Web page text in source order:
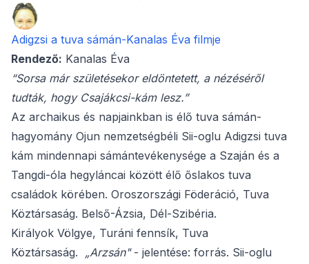
Adigzsi a tuva sámán-Kanalas Éva filmje
Rendező: Kanalas Éva
“Sorsa már születésekor eldöntetett, a nézéséről
tudták, hogy Csajákcsi-kám lesz.”
Az archaikus és napjainkban is élő tuva sámán-
hagyomány Ojun nemzetségbéli Sii-oglu Adigzsi tuva
kám mindennapi sámántevékenysége a Szaján és a
Tangdi-óla hegyláncai között élő őslakos tuva
családok körében. Oroszországi Föderáció, Tuva
Köztársaság. Belső-Ázsia, Dél-Szibéria.
Királyok Völgye, Turáni fennsík, Tuva
Köztársaság. „Arzsán"- jelentése: forrás. Sii-oglu